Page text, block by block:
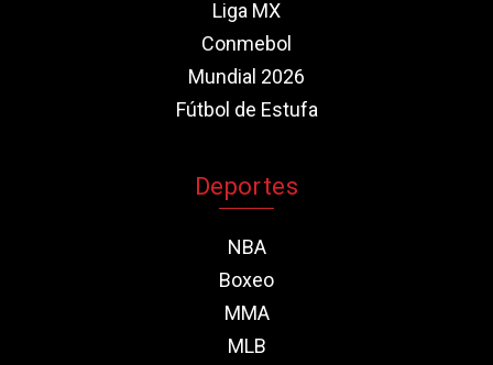
Liga MX
Conmebol
Mundial 2026
Fútbol de Estufa
Deportes
NBA
Boxeo
MMA
MLB